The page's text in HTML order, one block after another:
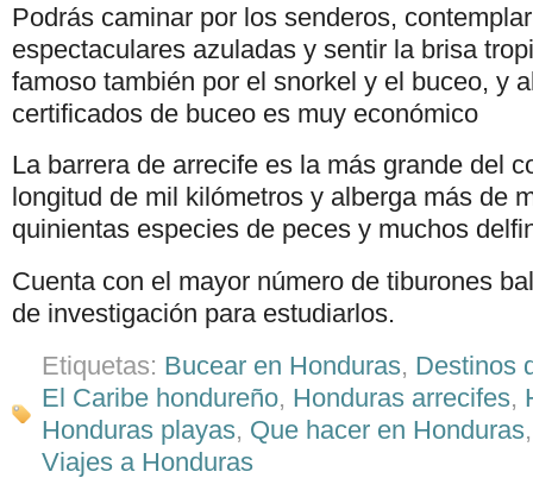
Podrás caminar por los senderos,
espectaculares azuladas y sentir la brisa
famoso también por el snorkel y el buceo, y
certificados de buceo es muy económico
La barrera de arrecife es la más grande del
longitud de mil kilómetros y alberga más de
quinientas especies de peces y muchos
Cuenta con el mayor número de tiburones
de investigación para estudiarlos.
Etiquetas: Bucear en Honduras, Destinos
El Caribe hondureño, Honduras arrecifes,
Honduras playas, Que hacer en Honduras
Viajes a Honduras